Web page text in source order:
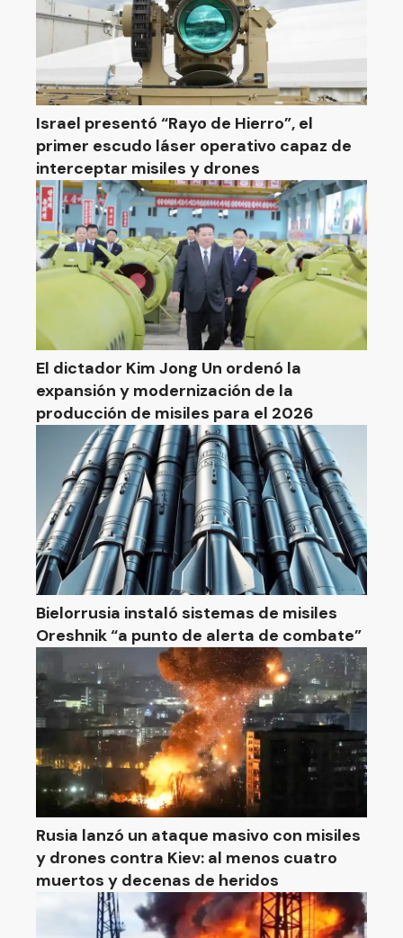
Israel presentó “Rayo de Hierro”, el
primer escudo láser operativo capaz de
interceptar misiles y drones
El dictador Kim Jong Un ordenó la
expansión y modernización de la
producción de misiles para el 2026
Bielorrusia instaló sistemas de misiles
Oreshnik “a punto de alerta de combate”
Rusia lanzó un ataque masivo con misiles
y drones contra Kiev: al menos cuatro
muertos y decenas de heridos